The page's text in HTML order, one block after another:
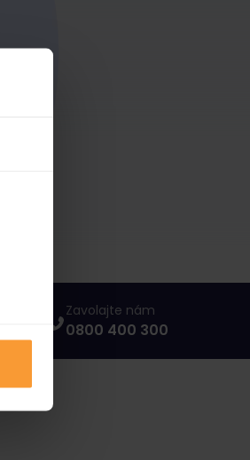
Zavolajte nám
0800 400 300